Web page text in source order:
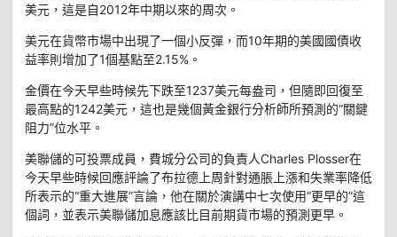
美元，這是自2012年中期以來的周次。
美元在貨幣市場中出現了一個小反彈，而10年期的美國國債收
益率則增加了1個基點至2.15%。
金價在今天早些時候先下跌至1237美元每盎司，但隨即回復至
最高點的1242美元，這也是幾個黃金銀行分析師所預測的“關鍵
阻力”位水平。
美聯儲的可投票成員，費城分公司的負責人Charles Plosser在
今天早些時候回應評論了布拉德上周針對通脹上漲和失業率降低
所表示的“重大進展”言論，他在關於演講中七次使用“更早的”這
個詞，並表示美聯儲加息應該比目前期貨市場的預測更早。